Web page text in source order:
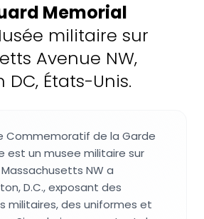
Memorial
militaire sur
Avenue NW,
États-Unis.
Commemoratif de la Garde
est un musee militaire sur
NW a
D.C., exposant des
militaires, des uniformes et